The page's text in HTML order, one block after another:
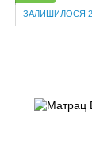
ЗАЛИШИЛОСЯ